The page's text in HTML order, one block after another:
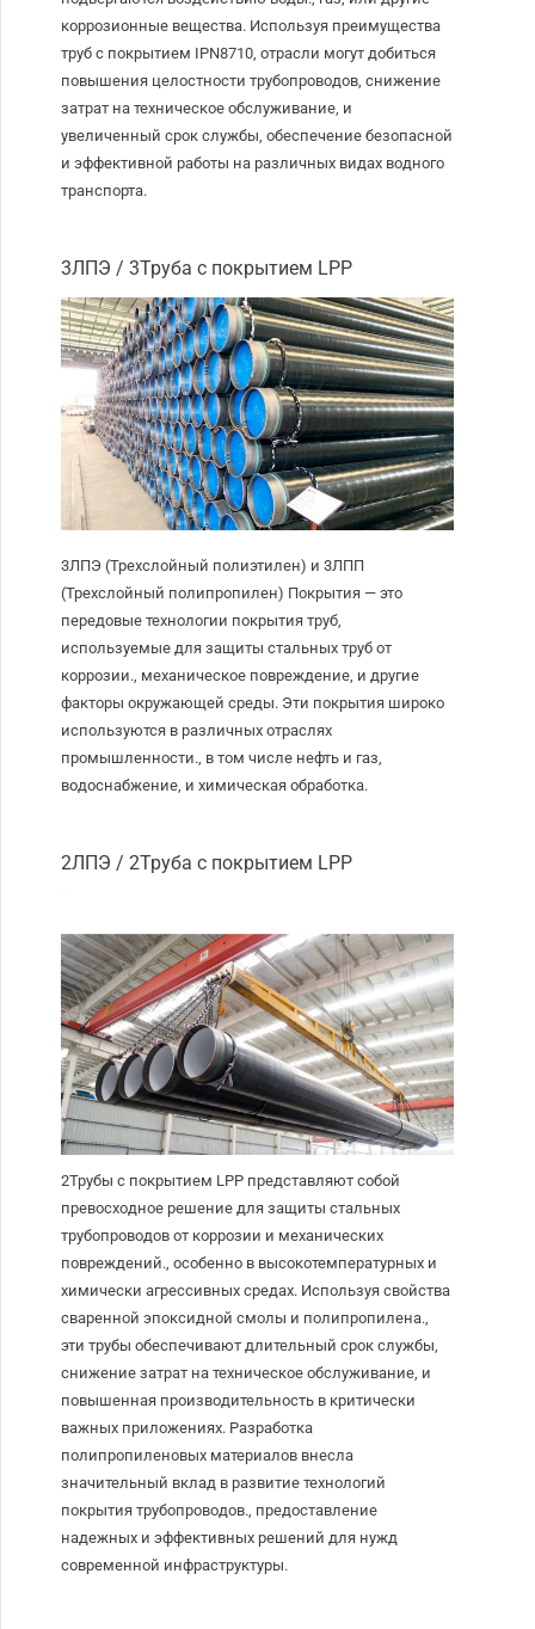
коррозионные вещества. Используя преимущества
труб с покрытием IPN8710, отрасли могут добиться
повышения целостности трубопроводов, снижение
затрат на техническое обслуживание, и
увеличенный срок службы, обеспечение безопасной
и эффективной работы на различных видах водного
транспорта.
3ЛПЭ / 3Труба с покрытием LPP
3ЛПЭ (Трехслойный полиэтилен) и 3ЛПП
(Трехслойный полипропилен) Покрытия — это
передовые технологии покрытия труб,
используемые для защиты стальных труб от
коррозии., механическое повреждение, и другие
факторы окружающей среды. Эти покрытия широко
используются в различных отраслях
промышленности., в том числе нефть и газ,
водоснабжение, и химическая обработка.
2ЛПЭ / 2Труба с покрытием LPP
2Трубы с покрытием LPP представляют собой
превосходное решение для защиты стальных
трубопроводов от коррозии и механических
повреждений., особенно в высокотемпературных и
химически агрессивных средах. Используя свойства
сваренной эпоксидной смолы и полипропилена.,
эти трубы обеспечивают длительный срок службы,
снижение затрат на техническое обслуживание, и
повышенная производительность в критически
важных приложениях. Разработка
полипропиленовых материалов внесла
значительный вклад в развитие технологий
покрытия трубопроводов., предоставление
надежных и эффективных решений для нужд
современной инфраструктуры.